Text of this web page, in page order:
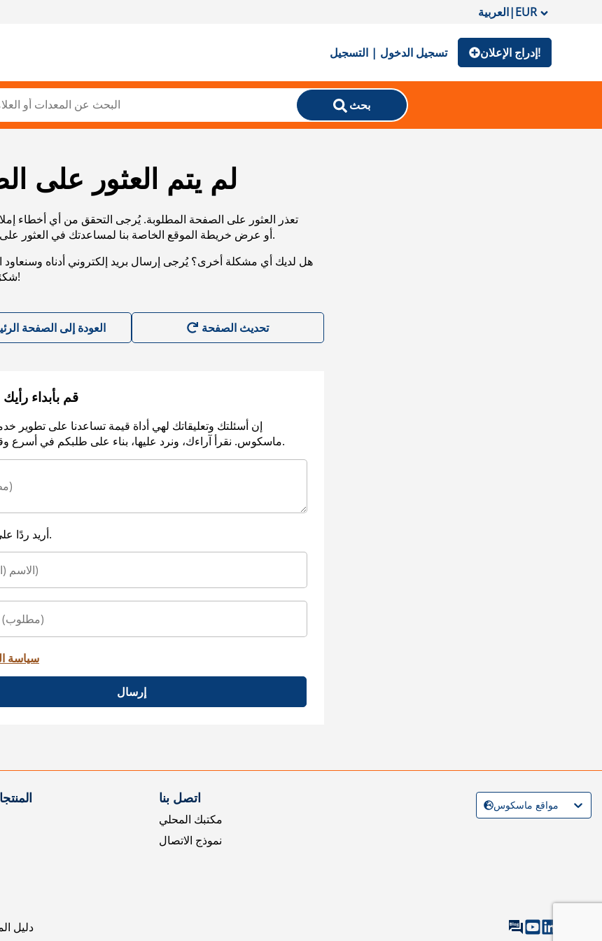
العربية|EUR
تسجيل الدخول | التسجيل إدراج الإعلان!
بحث
لم يتم العثور على
تعذر العثور على الصفحة المطلوبة. يُرجى التحقق من أي أخطاء
URL، أو عرض خريطة الموقع الخاصة بنا لمساعدتك في العثور على ما تريد.
هل لديك أي مشكلة أخرى؟ يُرجى إرسال بريد إلكتروني أدناه
شكرًا على صبرك!
العودة إلى الصفحة
قم بأبداء
إن أسئلتك وتعليقاتك لهي أداة قيمة تساعدنا على تطوير
ماسكوس. نقرأ آراءك، ونرد عليها، بناء على طلبكم في أسرع وقت ممكن.
أريد ردًا على رأيي.
سياسة
إرسال
اتصل بنا
مكتبك المحلي
نموذج الاتصال
دليل
مواقع ماسكوس